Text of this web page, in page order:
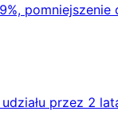
przez 2